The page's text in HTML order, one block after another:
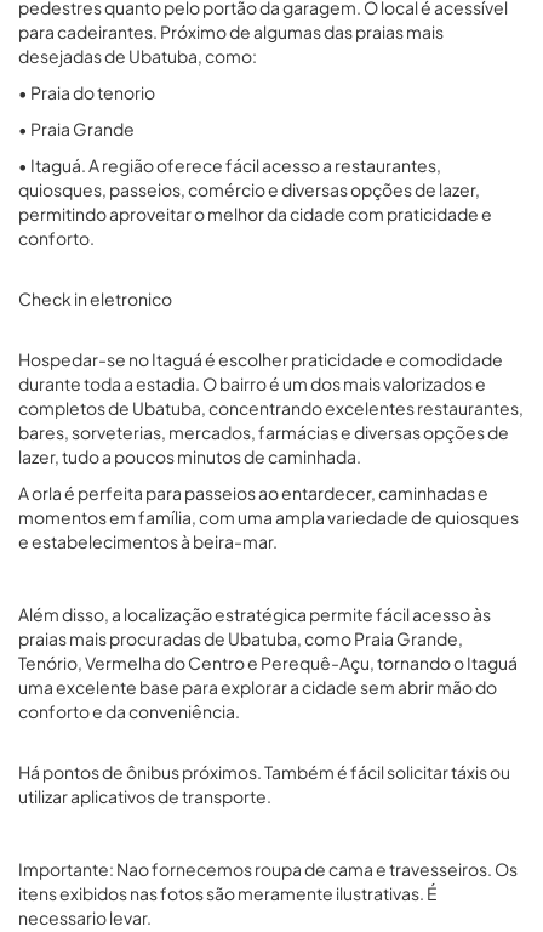
pedestres quanto pelo portão da garagem. O local é acessível
para cadeirantes. Próximo de algumas das praias mais
desejadas de Ubatuba, como:
• Praia do tenorio
• Praia Grande
• Itaguá. A região oferece fácil acesso a restaurantes,
quiosques, passeios, comércio e diversas opções de lazer,
permitindo aproveitar o melhor da cidade com praticidade e
conforto.
Check in eletronico
Hospedar-se no Itaguá é escolher praticidade e comodidade
durante toda a estadia. O bairro é um dos mais valorizados e
completos de Ubatuba, concentrando excelentes restaurantes,
bares, sorveterias, mercados, farmácias e diversas opções de
lazer, tudo a poucos minutos de caminhada.
A orla é perfeita para passeios ao entardecer, caminhadas e
momentos em família, com uma ampla variedade de quiosques
e estabelecimentos à beira-mar.
Além disso, a localização estratégica permite fácil acesso às
praias mais procuradas de Ubatuba, como Praia Grande,
Tenório, Vermelha do Centro e Perequê-Açu, tornando o Itaguá
uma excelente base para explorar a cidade sem abrir mão do
conforto e da conveniência.
Há pontos de ônibus próximos. Também é fácil solicitar táxis ou
utilizar aplicativos de transporte.
Importante: Nao fornecemos roupa de cama e travesseiros. Os
itens exibidos nas fotos são meramente ilustrativas. É
necessario levar.